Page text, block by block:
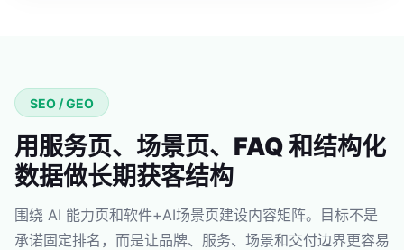
SEO / GEO
用服务页、场景页、FAQ 和结构化
数据做长期获客结构
围绕 AI 能力页和软件+AI场景页建设内容矩阵。目标不是
承诺固定排名，而是让品牌、服务、场景和交付边界更容易